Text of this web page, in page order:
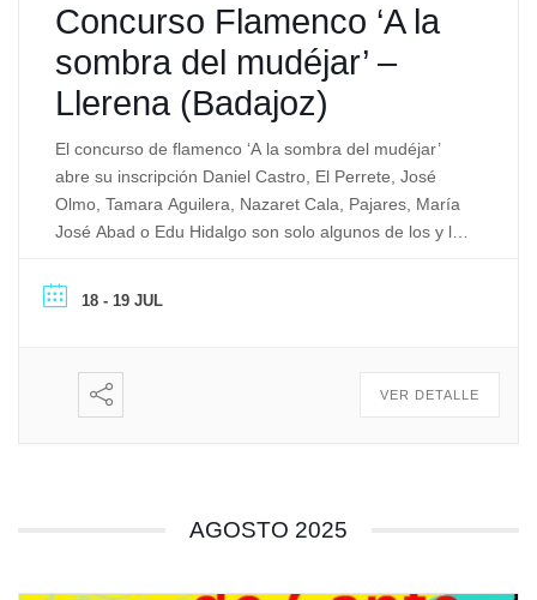
Concurso Flamenco ‘A la
sombra del mudéjar’ –
Llerena (Badajoz)
El concurso de flamenco ‘A la sombra del mudéjar’
abre su inscripción Daniel Castro, El Perrete, José
Olmo, Tamara Aguilera, Nazaret Cala, Pajares, María
José Abad o Edu Hidalgo son solo algunos de los y las
Flamenco organizado por la Peña Cultural Flamenca
Ciudad de Llerena a otorgado […]
18 - 19 JUL
VER DETALLE
AGOSTO 2025